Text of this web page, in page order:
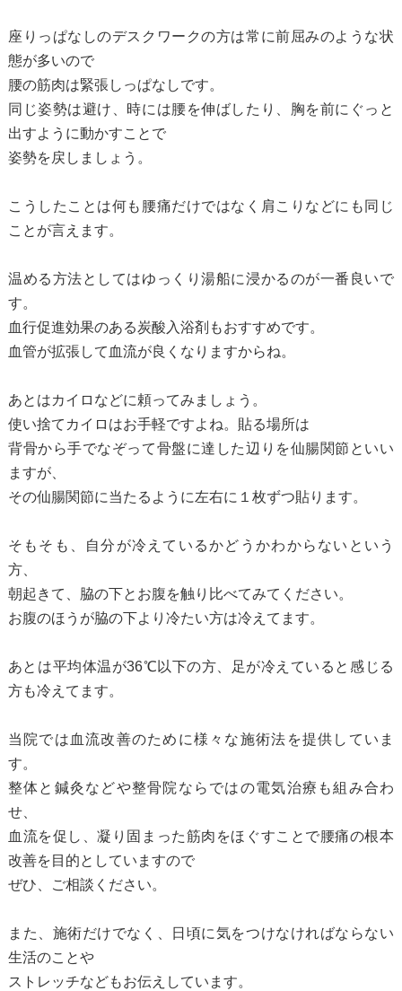
座りっぱなしのデスクワークの方は常に前屈みのような状
態が多いので
腰の筋肉は緊張しっぱなしです。
同じ姿勢は避け、時には腰を伸ばしたり、胸を前にぐっと
出すように動かすことで
姿勢を戻しましょう。
こうしたことは何も腰痛だけではなく肩こりなどにも同じ
ことが言えます。
温める方法としてはゆっくり湯船に浸かるのが一番良いで
す。
血行促進効果のある炭酸入浴剤もおすすめです。
血管が拡張して血流が良くなりますからね。
あとはカイロなどに頼ってみましょう。
使い捨てカイロはお手軽ですよね。貼る場所は
背骨から手でなぞって骨盤に達した辺りを仙腸関節といい
ますが、
その仙腸関節に当たるように左右に１枚ずつ貼ります。
そもそも、自分が冷えているかどうかわからないという
方、
朝起きて、脇の下とお腹を触り比べてみてください。
お腹のほうが脇の下より冷たい方は冷えてます。
あとは平均体温が36℃以下の方、足が冷えていると感じる
方も冷えてます。
当院では血流改善のために様々な施術法を提供していま
す。
整体と鍼灸などや整骨院ならではの電気治療も組み合わ
せ、
血流を促し、凝り固まった筋肉をほぐすことで腰痛の根本
改善を目的としていますので
ぜひ、ご相談ください。
また、施術だけでなく、日頃に気をつけなければならない
生活のことや
ストレッチなどもお伝えしています。